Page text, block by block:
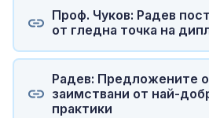
Проф. Чуков: Радев
от гледна точка на
Радев: Предложените
заимствани от най-
практики